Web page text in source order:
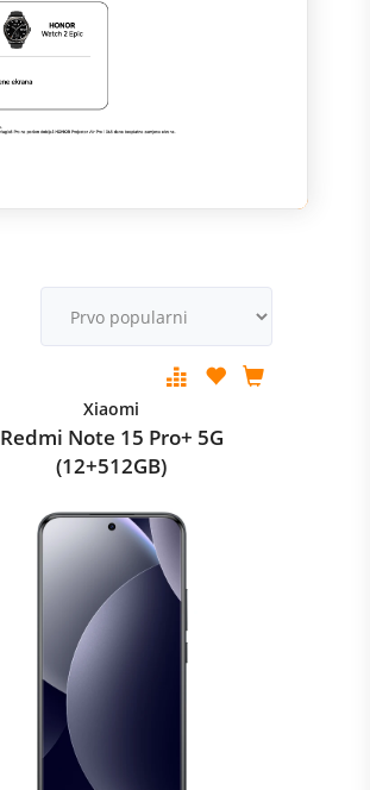
Xiaomi
Redmi Note 15 Pro+ 5G
(12+512GB)